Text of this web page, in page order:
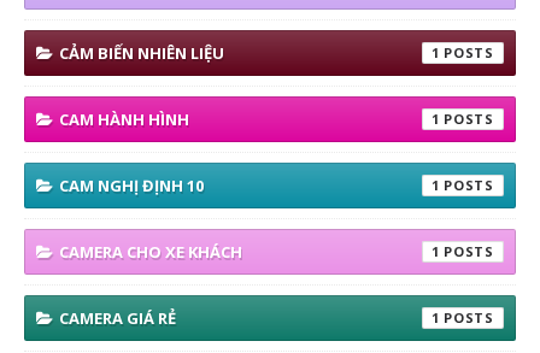
CẢM BIẾN NHIÊN LIỆU 1
CAM HÀNH HÌNH 1
CAM NGHỊ ĐỊNH 10 1
CAMERA CHO XE KHÁCH 1
CAMERA GIÁ RẺ 1